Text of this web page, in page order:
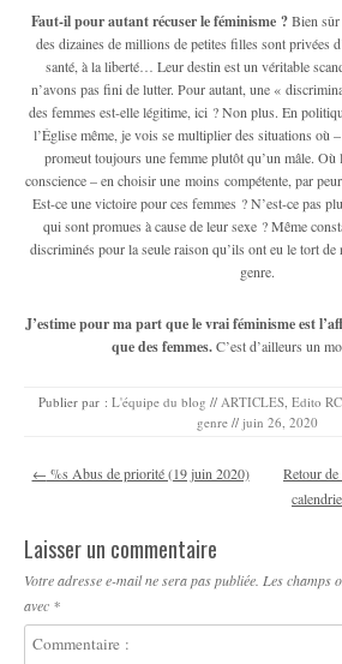
Faut-il pour autant récuser le féminisme ?Bien sûr
des dizaines de millions de petites filles sont privées
santé, à la liberté… Leur destin est un véritable
n’avons pas fini de lutter. Pour autant, une «
des femmes est-elle légitime, ici ? Non plus. En
l’Église même, je vois se multiplier des situations où
promeut toujours​ une femme plutôt qu’un mâle. Où
conscience – en choisir une moins compétente, par
Est-ce une victoire pour ces femmes ? N’est-ce pas
qui sont promues ​à cause de leur sexe ? Même
discriminés pour la seule raison qu’ils ont eu le tort de
genre.
J’estime pour ma part que le vrai féminisme est
que des femmes.C’est d’ailleurs un
Publier par : L'équipe du blog // ARTICLES Edito
genre // juin 26, 2020
Navigation des articles
← %s Abus de priorité (19 juin 2020)
Retour
Laisser un commentaire
Votre adresse e-mail ne sera pas publiée. Les champs
avec *